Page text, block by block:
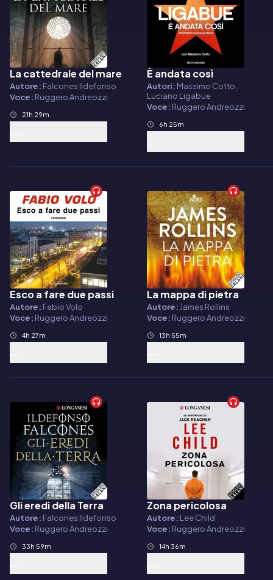
Audiolibro
La cattedrale del mare
Autore: Falcones Ildefonso
Voce: Ruggero Andreozzi
21h 29m
Audiolibro
È andata così
Autori: Massimo Cotto,
Luciano Ligabue
Voce: Ruggero Andreozzi
6h 25m
Audiolibro
Esco a fare due passi
Autore: Fabio Volo
Voce: Ruggero Andreozzi
4h 27m
Audiolibro
La mappa di pietra
Autore: James Rollins
Voce: Ruggero Andreozzi
13h 55m
Audiolibro
Gli eredi della Terra
Autore: Falcones Ildefonso
Voce: Ruggero Andreozzi
33h 59m
Audiolibro
Zona pericolosa
Autore: Lee Child
Voce: Ruggero Andreozzi
14h 36m